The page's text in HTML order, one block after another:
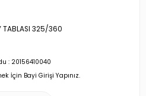
TABLASI 325/360
: 20156410040
İçin Bayi Girişi Yapınız.